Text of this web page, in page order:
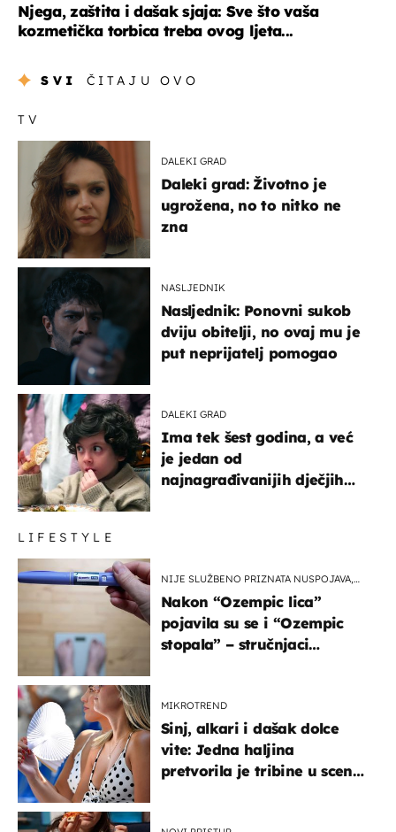
Njega, zaštita i dašak sjaja: Sve što vaša
kozmetička torbica treba ovog ljeta...
SVI ČITAJU OVO
TV
DALEKI GRAD
Daleki grad: Životno je
ugrožena, no to nitko ne
zna
NASLJEDNIK
Nasljednik: Ponovni sukob
dviju obitelji, no ovaj mu je
put neprijatelj pomogao
DALEKI GRAD
Ima tek šest godina, a već
je jedan od
najnagrađivanijih dječjih
LIFESTYLE
NIJE SLUŽBENO PRIZNATA NUSPOJAVA,
Nakon “Ozempic lica”
pojavila su se i “Ozempic
stopala” – stručnjaci
MIKROTREND
Sinj, alkari i dašak dolce
vite: Jedna haljina
pretvorila je tribine u scenu